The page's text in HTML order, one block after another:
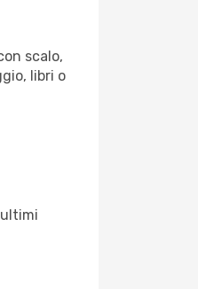
scalo,
libri o